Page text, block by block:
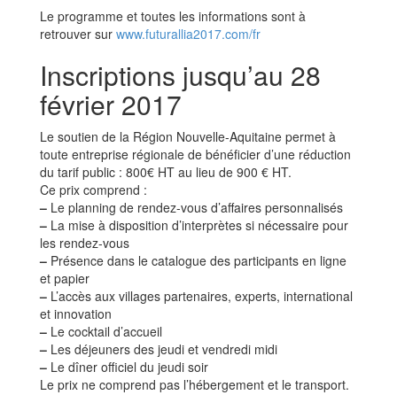
Le programme et toutes les informations sont à
retrouver sur www.futurallia2017.com/fr
Inscriptions jusqu’au 28
février 2017
Le soutien de la Région Nouvelle-Aquitaine permet à
toute entreprise régionale de bénéficier d’une réduction
du tarif public : 800€ HT au lieu de 900 € HT.
Ce prix comprend :
– Le planning de rendez-vous d’affaires personnalisés
– La mise à disposition d’interprètes si nécessaire pour
les rendez-vous
– Présence dans le catalogue des participants en ligne
et papier
– L’accès aux villages partenaires, experts, international
et innovation
– Le cocktail d’accueil
– Les déjeuners des jeudi et vendredi midi
– Le dîner officiel du jeudi soir
Le prix ne comprend pas l’hébergement et le transport.